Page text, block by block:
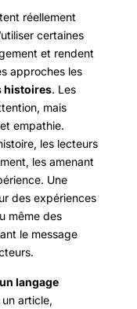
réellement
certaines
et rendent
approches les
histoires. Les
mais
empathie.
les lecteurs
les amenant
Une
des expériences
même des
le message
langage
article,